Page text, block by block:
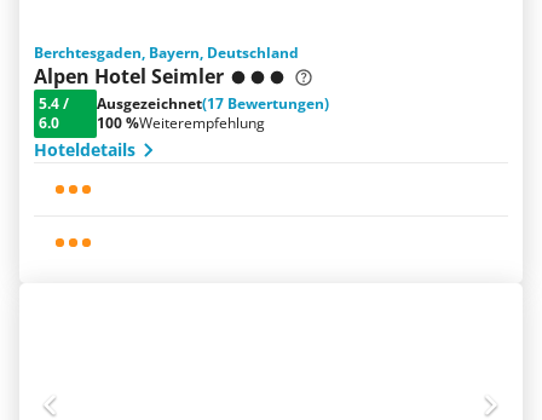
Berchtesgaden, Bayern, Deutschland
Alpen Hotel Seimler
5.4/
6.0
Ausgezeichnet(17 Bewertungen)
100 %Weiterempfehlung
Hoteldetails